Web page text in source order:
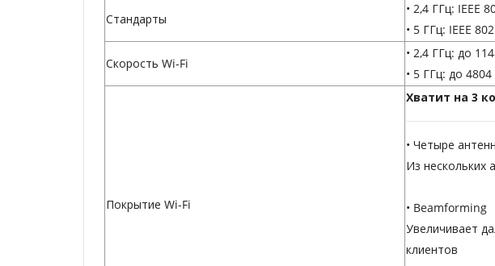
Стандарты
• 2,4 ГГц: IEEE
• 5 ГГц: IEEE
Скорость Wi-Fi
• 2,4 ГГц: до
• 5 ГГц: до
Покрытие Wi-Fi
Хватит на 3
• Четыре
Из нескольких
• Beamforming
Увеличивает
клиентов